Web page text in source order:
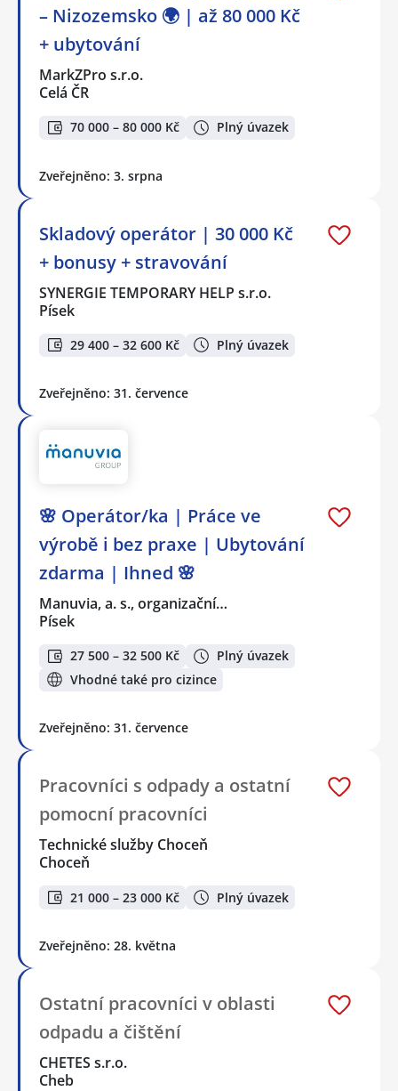
– Nizozemsko 🌍 | až 80 000 Kč
+ ubytování
MarkZPro s.r.o.
Celá ČR
70 000 – 80 000 Kč Plný úvazek
Zveřejněno: 3. srpna
Skladový operátor | 30 000 Kč
+ bonusy + stravování
SYNERGIE TEMPORARY HELP s.r.o.
Písek
29 400 – 32 600 Kč Plný úvazek
Zveřejněno: 31. července
🌸 Operátor/ka | Práce ve
výrobě i bez praxe | Ubytování
zdarma | Ihned 🌸
Manuvia, a. s., organizační…
Písek
27 500 – 32 500 Kč
Plný úvazek
Vhodné také pro cizince
Zveřejněno: 31. července
Pracovníci s odpady a ostatní
pomocní pracovníci
Technické služby Choceň
Choceň
21 000 – 23 000 Kč Plný úvazek
Zveřejněno: 28. května
Ostatní pracovníci v oblasti
odpadu a čištění
CHETES s.r.o.
Cheb